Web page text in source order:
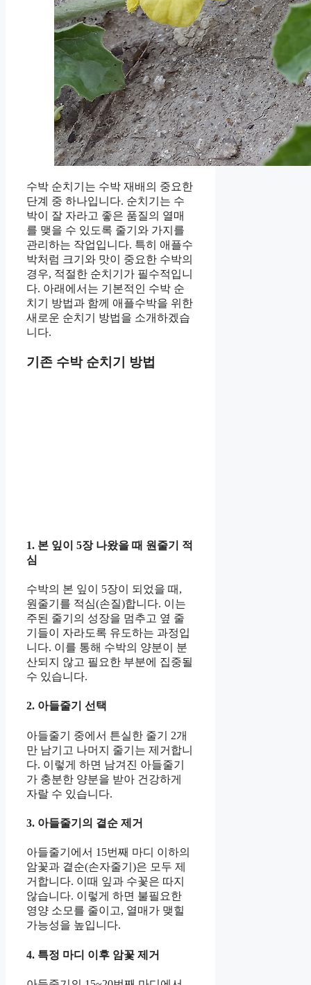
수박 순치기는 수박 재배의 중요한
단계 중 하나입니다. 순치기는 수
박이 잘 자라고 좋은 품질의 열매
를 맺을 수 있도록 줄기와 가지를
관리하는 작업입니다. 특히 애플수
박처럼 크기와 맛이 중요한 수박의
경우, 적절한 순치기가 필수적입니
다. 아래에서는 기본적인 수박 순
치기 방법과 함께 애플수박을 위한
새로운 순치기 방법을 소개하겠습
니다.
기존 수박 순치기 방법
1. 본 잎이 5장 나왔을 때 원줄기 적
심
수박의 본 잎이 5장이 되었을 때,
원줄기를 적심(손질)합니다. 이는
주된 줄기의 성장을 멈추고 옆 줄
기들이 자라도록 유도하는 과정입
니다. 이를 통해 수박의 양분이 분
산되지 않고 필요한 부분에 집중될
수 있습니다.
2. 아들줄기 선택
아들줄기 중에서 튼실한 줄기 2개
만 남기고 나머지 줄기는 제거합니
다. 이렇게 하면 남겨진 아들줄기
가 충분한 양분을 받아 건강하게
자랄 수 있습니다.
3. 아들줄기의 곁순 제거
아들줄기에서 15번째 마디 이하의
암꽃과 곁순(손자줄기)은 모두 제
거합니다. 이때 잎과 수꽃은 따지
않습니다. 이렇게 하면 불필요한
영양 소모를 줄이고, 열매가 맺힐
가능성을 높입니다.
4. 특정 마디 이후 암꽃 제거